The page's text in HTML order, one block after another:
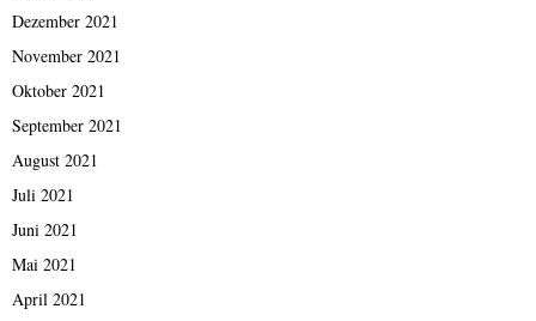
Dezember 2021
November 2021
Oktober 2021
September 2021
August 2021
Juli 2021
Juni 2021
Mai 2021
April 2021